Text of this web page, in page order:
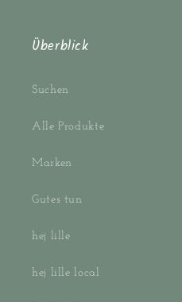
Überblick
Suchen
Alle Produkte
Marken
Gutes tun
hej lille
hej lille local